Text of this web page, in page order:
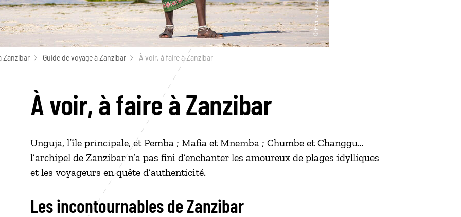
Zanzibar Guide de voyage à Zanzibar À voir, à faire à Zanzibar
À voir, à faire à Zanzibar
Unguja, l’île principale, et Pemba ; Mafia et Mnemba ; Chumbe et Changgu…
l’archipel de Zanzibar n’a pas fini d’enchanter les amoureux de plages idylliques
et les voyageurs en quête d’authenticité.
Les incontournables de Zanzibar